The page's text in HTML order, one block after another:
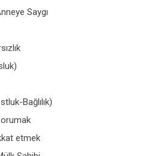
Saygı
Bağlılık)
etmek